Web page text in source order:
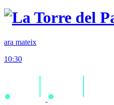
ara mateix
10:30